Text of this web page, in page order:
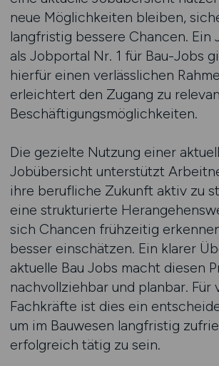
neue Möglichkeiten bleiben,
langfristig bessere Chancen. Ein
als Jobportal Nr. 1 für Bau-Jobs
hierfür einen verlässlichen
erleichtert den Zugang zu
Beschäftigungsmöglichkeiten.
Die gezielte Nutzung einer
Jobübersicht unterstützt
ihre berufliche Zukunft aktiv zu
eine strukturierte
sich Chancen frühzeitig
besser einschätzen. Ein klarer
aktuelle Bau Jobs macht diesen
nachvollziehbar und planbar. Für
Fachkräfte ist dies ein
um im Bauwesen langfristig
erfolgreich tätig zu sein.